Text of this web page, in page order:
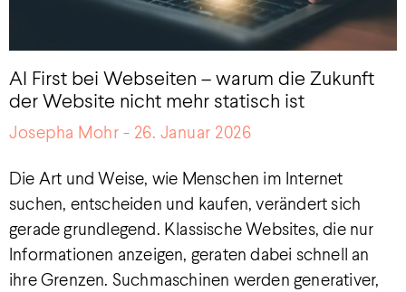
AI First bei Webseiten – warum die Zukunft
der Website nicht mehr statisch ist
Josepha Mohr 26. Januar 2026
Die Art und Weise, wie Menschen im Internet
suchen, entscheiden und kaufen, verändert sich
gerade grundlegend. Klassische Websites, die nur
Informationen anzeigen, geraten dabei schnell an
ihre Grenzen. Suchmaschinen werden generativer,